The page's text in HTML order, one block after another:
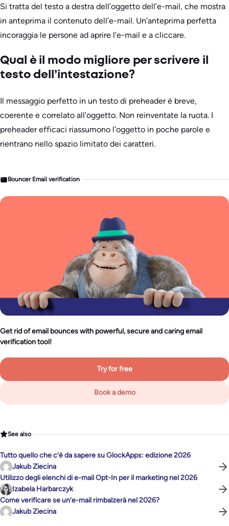
Si tratta del testo a destra dell’oggetto dell’e-mail, che mostra
in anteprima il contenuto dell’e-mail. Un’anteprima perfetta
incoraggia le persone ad aprire l’e-mail e a cliccare.
Qual è il modo migliore per scrivere il
testo dell’intestazione?
Il messaggio perfetto in un testo di preheader è breve,
coerente e correlato all’oggetto. Non reinventate la ruota. I
preheader efficaci riassumono l’oggetto in poche parole e
rientrano nello spazio limitato dei caratteri.
Bouncer Email verification
Get rid of email bounces with powerful, secure and caring email
verification tool!
Try for free
Book a demo
See also
Tutto quello che c’è da sapere su GlockApps: edizione 2026
Jakub Ziecina
Utilizzo degli elenchi di e-mail Opt-In per il marketing nel 2026
Izabela Harbarczyk
Come verificare se un’e-mail rimbalzerà nel 2026?
Jakub Ziecina